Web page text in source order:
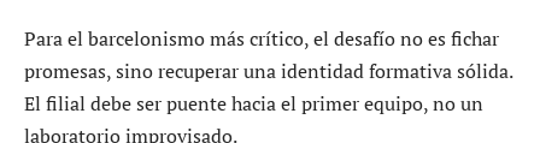
Para el barcelonismo más crítico, el desafío no es fichar
promesas, sino recuperar una identidad formativa sólida.
El filial debe ser puente hacia el primer equipo, no un
laboratorio improvisado.